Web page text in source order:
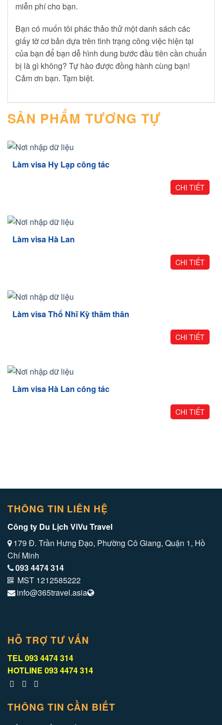
miễn phí cho bạn.
Bạn có muốn tôi phác thảo thử một danh sách các
giấy tờ cơ bản dựa trên tình trạng công việc hiện tại
của bạn để bạn dễ hình dung bước đầu tiên cần chuẩn
bị là gì không? Tự hào được đồng hành cùng bạn!
Cảm ơn bạn. Tạm biệt.
SẢN PHẨM TƯƠNG TỰ
Làm visa Hy Lạp công tác
CHI TIẾT
Làm visa Hà Lan
CHI TIẾT
Làm visa Thổ Nhĩ Kỳ thăm thân
CHI TIẾT
Làm visa Hà Lan công tác
CHI TIẾT
THÔNG TIN LIÊN HỆ
Công ty Du Lịch ViVu Travel
179 Đ. Trần Hưng Đạo, Phường Cô Giang, Quận 1, Hồ
Chí Minh
093 4474 314
MST 1212585222
info@365travel.asia
HỖ TRỢ TƯ VẤN
TEL093 4474 314
HOTLINE 093 4474 314
THÔNG TIN CẦN BIẾT